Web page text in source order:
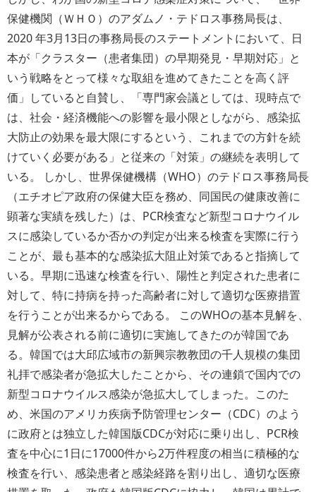
保健機関（ＷＨＯ）のアダムノ・テドロス事務局長は、
2020 年3月13日の事務局長のステートメントにおいて、日
本が「クラスター（患者集団）の早期発見・早期対応」と
いう戦略をとって様々な取組を進めてきたことを高く評
価」していると自賛し、「専門家会議としては、現時点で
は、社会・経済機能への影響を最小限としながら、感染拡
大防止の効果を最大限にするという、これまでの方針を続
けていく必要がある」と従来の「対策」の継続を表明して
いる。 しかし、世界保健機構（WHO）のテドロス事務局長
（エチオピア政府の保健大臣を務め、同国民の健康改善に
顕著な実績を残した）は、PCR検査など新型コロナウイル
スに感染しているか否かの判定が出来る検査を実際に行う
ことが、最も基本的な感染拡大阻止対策であると指摘して
いる。早期に迅速な検査を行い、陽性と判定された患者に
対して、特に持病を持った高齢者に対して適切な医療措置
を行うことが出来るからである。 このWHOの基本見解を、
見解が公表される前に適切に実施してきたのが韓国であ
る。韓国では大邱広域市の新興宗教教団の千人規模の集団
礼拝で感染者が急拡大したことから、その連鎖で国内での
新型コロナウイルス感染が急拡大してしまった。このた
め、米国のアメリカ疾病予防管理センター（CDC）のよう
に政府とは独立した韓国版CDCが対応に乗り出し、PCR検
査を中心に1日に17000件から2万件程度の相当に積極的な
検査を行い、感染患者と感染経路を割り出し、適切な医療